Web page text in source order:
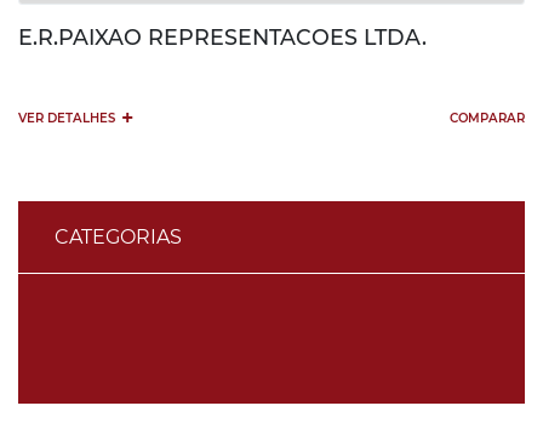
CATEGORIAS
E.R.PAIXAO REPRESENTACOES LTDA.
VER DETALHES + COMPARAR